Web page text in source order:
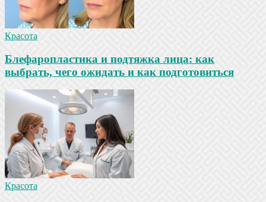
Красота
Блефаропластика и подтяжка лица: как
выбрать, чего ожидать и как подготовиться
Красота